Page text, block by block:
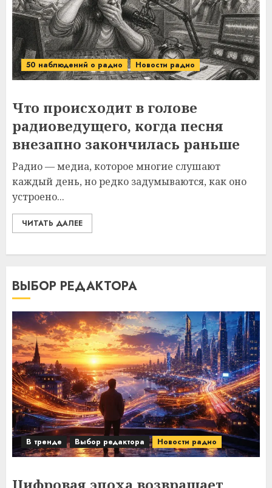
50 наблюдений о радио Новости радио
Что происходит в голове
радиоведущего, когда песня
внезапно закончилась раньше
Радио — медиа, которое многие слушают
каждый день, но редко задумываются, как оно
устроено...
ЧИТАТЬ ДАЛЕЕ
ВЫБОР РЕДАКТОРА
В тренде Выбор редактора Новости радио
Цифровая эпоха возвращает